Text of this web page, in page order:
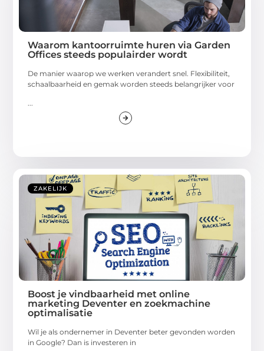
Waarom kantoorruimte huren via Garden
Offices steeds populairder wordt
De manier waarop we werken verandert snel. Flexibiliteit,
schaalbaarheid en gemak worden steeds belangrijker voor
...
ZAKELIJK
Boost je vindbaarheid met online
marketing Deventer en zoekmachine
optimalisatie
Wil je als ondernemer in Deventer beter gevonden worden
in Google? Dan is investeren in